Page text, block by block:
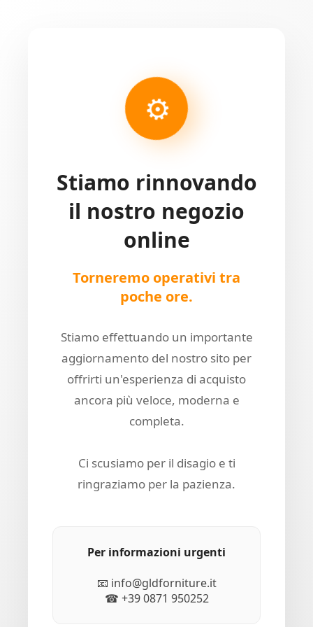
⚙
Stiamo rinnovando
il nostro negozio
online
Torneremo operativi tra
poche ore.
Stiamo effettuando un importante
aggiornamento del nostro sito per
offrirti un'esperienza di acquisto
ancora più veloce, moderna e
completa.
Ci scusiamo per il disagio e ti
ringraziamo per la pazienza.
Per informazioni urgenti
📧 info@gldforniture.it
☎ +39 0871 950252